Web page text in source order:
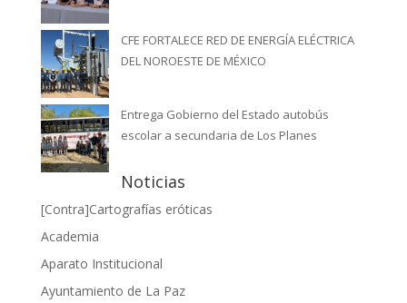
CFE FORTALECE RED DE ENERGÍA ELÉCTRICA
DEL NOROESTE DE MÉXICO
Entrega Gobierno del Estado autobús
escolar a secundaria de Los Planes
Noticias
[Contra]Cartografías eróticas
Academia
Aparato Institucional
Ayuntamiento de La Paz